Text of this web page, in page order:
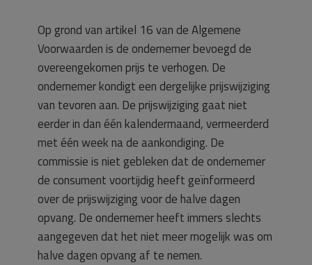
Op grond van artikel 16 van de Algemene
Voorwaarden is de ondernemer bevoegd de
overeengekomen prijs te verhogen. De
ondernemer kondigt een dergelijke prijswijziging
van tevoren aan. De prijswijziging gaat niet
eerder in dan één kalendermaand, vermeerderd
met één week na de aankondiging. De
commissie is niet gebleken dat de ondernemer
de consument voortijdig heeft geïnformeerd
over de prijswijziging voor de halve dagen
opvang. De ondernemer heeft immers slechts
aangegeven dat het niet meer mogelijk was om
halve dagen opvang af te nemen.